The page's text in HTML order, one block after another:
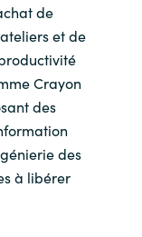
de
et de
Crayon
des
des
à libérer